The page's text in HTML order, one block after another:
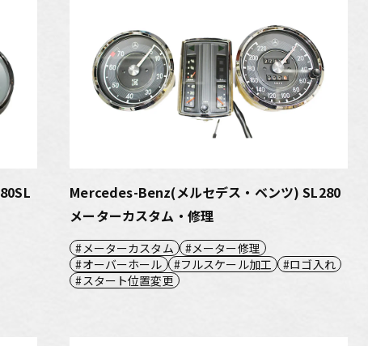
Mercedes-Benz(メルセデス・ベンツ) SL280
メーターカスタム・修理
メーターカスタム
メーター修理
オーバーホール
フルスケール加工
ロゴ入れ
スタート位置変更